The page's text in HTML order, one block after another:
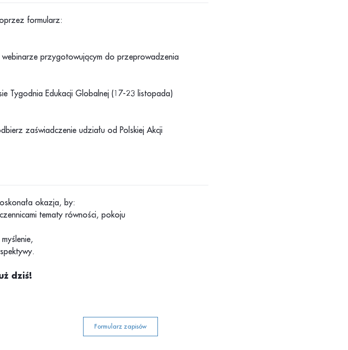
formularz:
webinarze przygotowującym do przeprowadzenia
Tygodnia Edukacji Globalnej (17-23 listopada)
zaświadczenie udziału od Polskiej Akcji
okazja, by:
tematy równości, pokoju
dziś!
Formularz zapisów